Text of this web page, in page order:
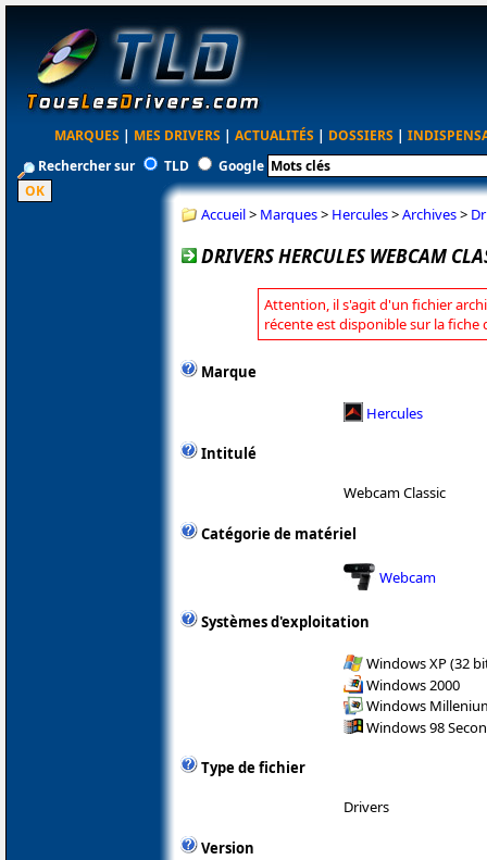
MARQUES | MES DRIVERS | ACTUALITÉS | DOSSIERS |
Rechercher sur
TLD Google
Accueil> Marques> Hercules>Archives>
DRIVERS HERCULES WEBCAM
Attention, il s'agit d'un fichier
récente est disponible sur la fiche
Marque
Hercules
Intitulé
Webcam Classic
Catégorie de matériel
Webcam
Systèmes d'exploitation
Windows XP (32
Windows 2000
Windows
Windows 98
Type de fichier
Drivers
Version